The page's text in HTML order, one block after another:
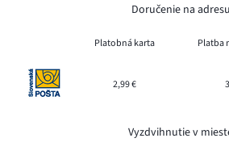
Doručenie na adresu
Platobná karta Platba
2,99 €
Vyzdvihnutie v